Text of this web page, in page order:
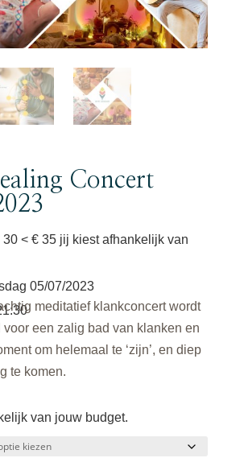
Concert
30 < € 35 jij kiest afhankelijk van
05/07/2023
meditatief klankconcert wordt
een zalig bad van klanken en
om helemaal te ‘zijn’, en diep
te komen.
van jouw budget.